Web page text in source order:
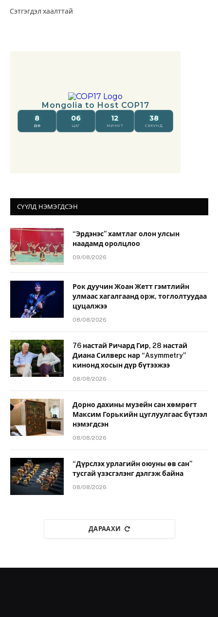
Сэтгэгдэл хаалттай
СҮҮЛД НЭМЭГДСЭН
“Эрдэнэс” хамтлаг олон улсын
наадамд оролцлоо
09/08/2026
Рок дуучин Жоан Жетт гэмтлийн
улмаас хагалгаанд орж, тоглолтуудаа
цуцалжээ
08/08/2026
76 настай Ричард Гир, 28 настай
Диана Силверс нар “Asymmetry”
кинонд хосын дүр бүтээжээ
08/08/2026
Дорно дахины музейн сан хөмрөгт
Максим Горькийн цуглуулгаас бүтээл
нэмэгдсэн
08/08/2026
“Дүрслэх урлагийн оюуны өв сан”
тусгай үзэсгэлэнг дэлгэж байна
08/08/2026
ДАРААХИ